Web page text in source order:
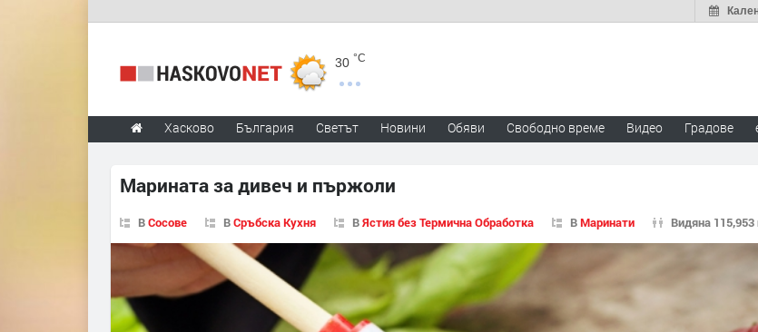
30 °C
Хасково България Светът Новини Обяви Свободно време Видео Градове
Марината за дивеч и пържоли
ВСосове ВСръбска Кухня ВЯстия без Термична Обработка ВМаринати Видяна 115,953